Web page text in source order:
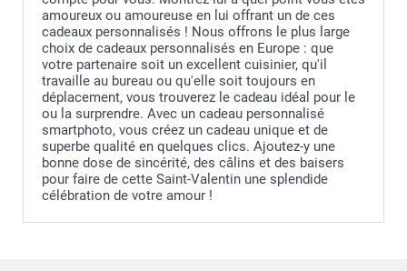
amoureux ou amoureuse en lui offrant un de ces
cadeaux personnalisés ! Nous offrons le plus large
choix de cadeaux personnalisés en Europe : que
votre partenaire soit un excellent cuisinier, qu'il
travaille au bureau ou qu'elle soit toujours en
déplacement, vous trouverez le cadeau idéal pour le
ou la surprendre. Avec un cadeau personnalisé
smartphoto, vous créez un cadeau unique et de
superbe qualité en quelques clics. Ajoutez-y une
bonne dose de sincérité, des câlins et des baisers
pour faire de cette Saint-Valentin une splendide
célébration de votre amour !